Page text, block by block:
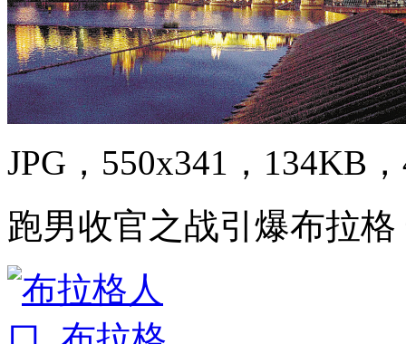
JPG，550x341，134KB
跑男收官之战引爆布拉